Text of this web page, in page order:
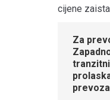
cijene
Za